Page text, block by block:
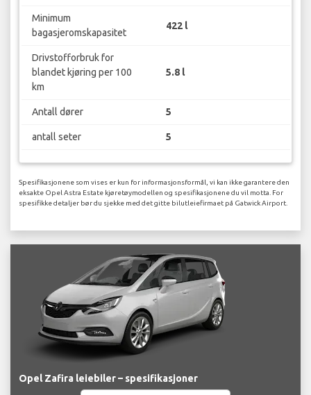
Minimum
bagasjeromskapasitet
422 l
Drivstofforbruk for
blandet kjøring per 100
km
5.8 l
Antall dører 5
antall seter 5
Spesifikasjonene som vises er kun for informasjonsformål, vi kan ikke garantere den
eksakte Opel Astra Estate kjøretøymodellen og spesifikasjonene du vil motta. For
spesifikke detaljer bør du sjekke med det gitte bilutleiefirmaet på Gatwick Airport.
Opel Zafira leiebiler – spesifikasjoner